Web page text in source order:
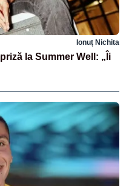
Ionuț Nichita
la Summer Well: „Îi